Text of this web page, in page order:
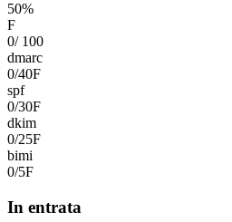
50%
F
0/ 100
dmarc
0/40F
spf
0/30F
dkim
0/25F
bimi
0/5F
In entrata